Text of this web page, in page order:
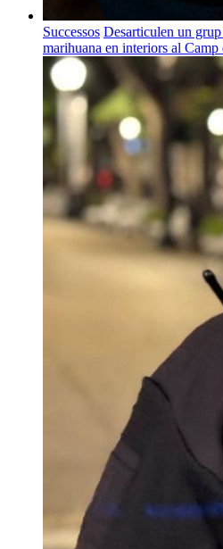
Successos Desarticulen un
marihuana en interiors al Camp